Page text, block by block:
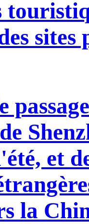
sites
et
la